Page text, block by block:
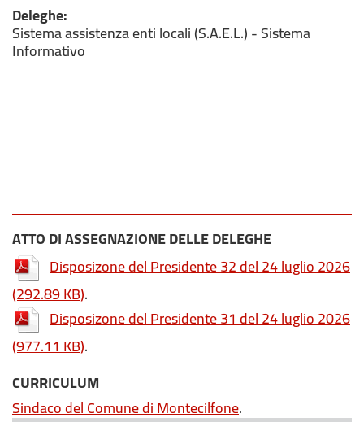
Deleghe:
Sistema assistenza enti locali (S.A.E.L.) - Sistema
Informativo
ATTO DI ASSEGNAZIONE DELLE DELEGHE
Disposizone del Presidente 32 del 24 luglio 2026
(292.89 KB).
Disposizone del Presidente 31 del 24 luglio 2026
(977.11 KB).
CURRICULUM
Sindaco del Comune di Montecilfone.